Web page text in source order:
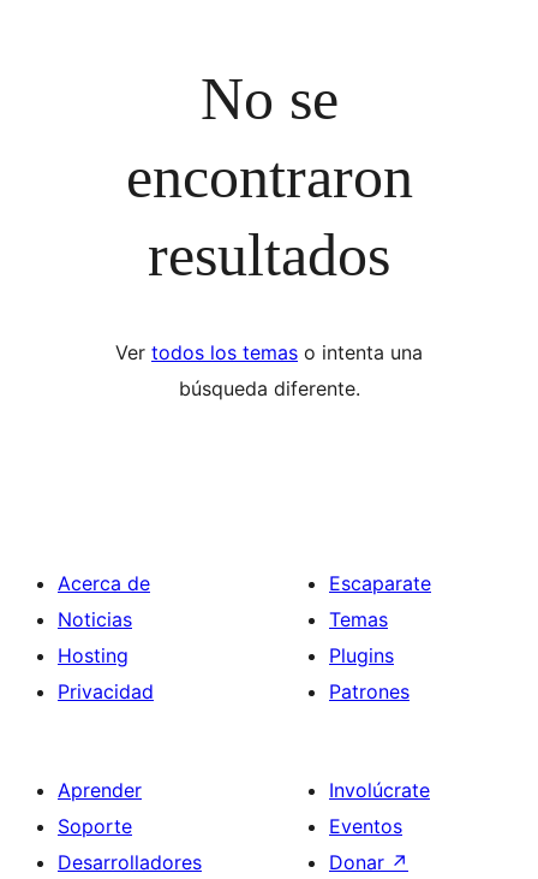
No se
encontraron
resultados
Ver todos los temas o intenta una
búsqueda diferente.
Acerca de
Noticias
Hosting
Privacidad
Escaparate
Temas
Plugins
Patrones
Aprender
Soporte
Desarrolladores
Involúcrate
Eventos
Donar ↗